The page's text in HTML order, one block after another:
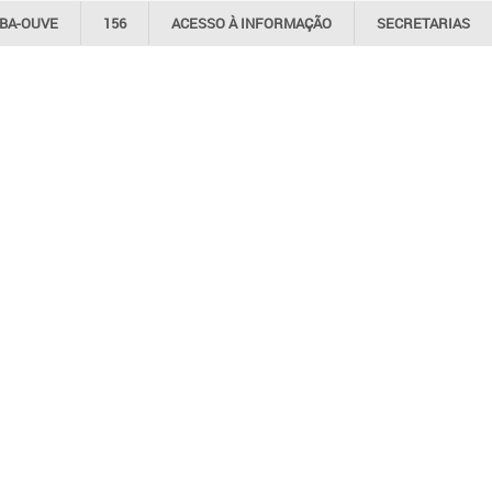
OUVE 156 ACESSO ÀINFORMAÇÃO SECRETARIAS